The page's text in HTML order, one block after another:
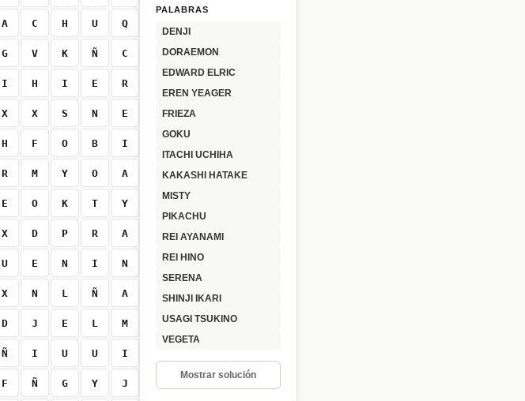
A C H U Q
G V K Ñ C
I H I E R
X X S N E
H F O B I
R M Y O A
E O K T Y
X D P R A
U E N I N
X N L Ñ A
D J E L M
Ñ I U U I
F Ñ G Y J
PALABRAS
DENJI
DORAEMON
EDWARD ELRIC
EREN YEAGER
FRIEZA
GOKU
ITACHI UCHIHA
KAKASHI HATAKE
MISTY
PIKACHU
REI AYANAMI
REI HINO
SERENA
SHINJI IKARI
USAGI TSUKINO
VEGETA
Mostrar solución